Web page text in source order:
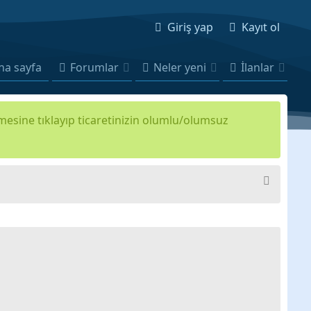
Giriş yap Kayıt ol
sayfa Forumlar Neler yeni İlanlar
tıklayıp ticaretinizin olumlu/olumsuz